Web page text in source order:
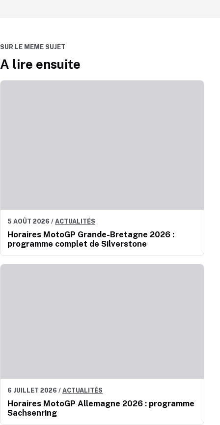
SUR LE MEME SUJET
A lire ensuite
5 AOÛT 2026 / ACTUALITÉS
Horaires MotoGP Grande-Bretagne 2026 :
programme complet de Silverstone
6 JUILLET 2026 / ACTUALITÉS
Horaires MotoGP Allemagne 2026 : programme
Sachsenring